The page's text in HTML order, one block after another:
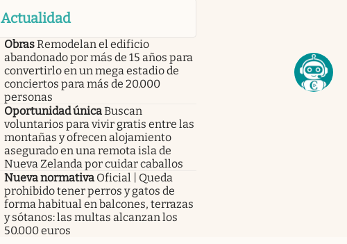
Actualidad
ObrasRemodelan el edificio
abandonado por más de 15 años para
convertirlo en un mega estadio de
conciertos para más de 20.000
personas
Oportunidad únicaBuscan
voluntarios para vivir gratis entre las
montañas y ofrecen alojamiento
asegurado en una remota isla de
Nueva Zelanda por cuidar caballos
Nueva normativa Oficial | Queda
prohibido tener perros y gatos de
forma habitual en balcones, terrazas
y sótanos: las multas alcanzan los
50.000 euros